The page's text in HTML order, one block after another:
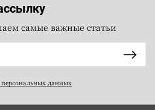
самые важные статьи
персональных данных